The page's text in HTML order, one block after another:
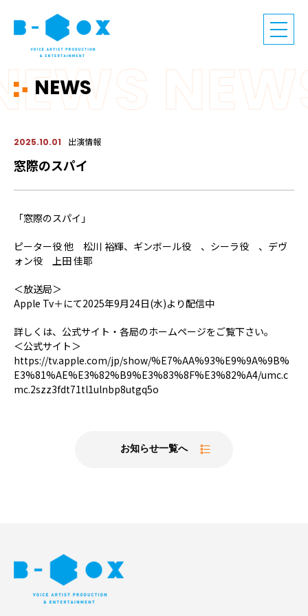
NEWS
2025.10.01 出演情報
窓際のスパイ
「窓際のスパイ」
ピーター役 他 松川 裕輝、ギンボール役 、シーラ役 、デヴ
ォン役 上田 佳耶
＜放送局＞
Apple Tv＋にて2025年9月24日(水)より配信中
詳しくは、公式サイト・各局のホームページをご覧下さい。
＜公式サイト＞
https://tv.apple.com/jp/show/%E7%AA%93%E9%9A%9B%
E3%81%AE%E3%82%B9%E3%83%8F%E3%82%A4/umc.c
mc.2szz3fdt71tl1ulnbp8utgq5o
お知らせ一覧へ